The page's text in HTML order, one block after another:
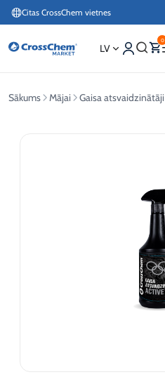
Citas CrossChem vietnes
Interneta veikals / Mārketings
LV
0
Sākums Mājai Gaisa atsvaidzinātāji